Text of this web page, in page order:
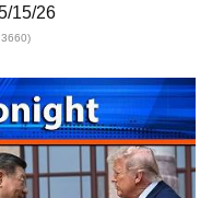
15/26